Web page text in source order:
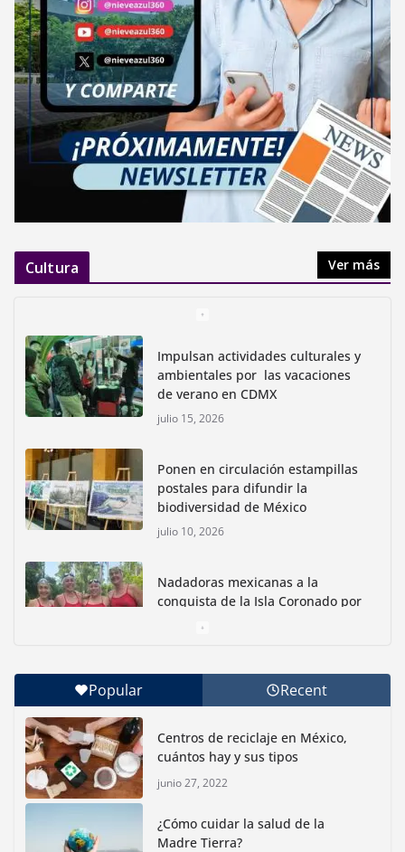
Cultura Ver más
Impulsan actividades culturales y
ambientales por las vacaciones
de verano en CDMX
julio 15, 2026
Ponen en circulación estampillas
postales para difundir la
biodiversidad de México
julio 10, 2026
Nadadoras mexicanas a la
conquista de la Isla Coronado por
Con jornada informativa, Profepa y Humane World
for Animals buscan inhibir tráfico de aves
junio 15, 2026
Inauguran nuevo Embarcadero Cuemanco para
reactivar la zona lacustre de Xochimilco
junio 4, 2026
Popular Recent
Centros de reciclaje en México,
cuántos hay y sus tipos
junio 27, 2022
¿Cómo cuidar la salud de la
Madre Tierra?